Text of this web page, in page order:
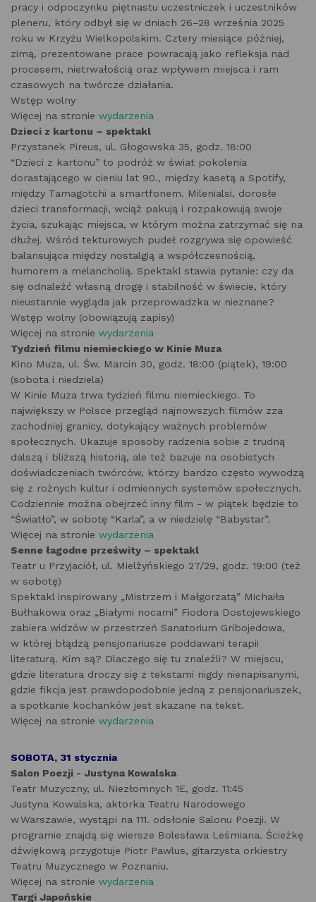
pracy i odpoczynku piętnastu uczestniczek i uczestników
pleneru, który odbył się w dniach 26–28 września 2025
roku w Krzyżu Wielkopolskim. Cztery miesiące później,
zimą, prezentowane prace powracają jako refleksja nad
procesem, nietrwałością oraz wpływem miejsca i ram
czasowych na twórcze działania.
Wstęp wolny
Więcej na stronie wydarzenia
Dzieci z kartonu – spektakl
Przystanek Pireus, ul. Głogowska 35, godz. 18:00
“Dzieci z kartonu” to podróż w świat pokolenia
dorastającego w cieniu lat 90., między kasetą a Spotify,
między Tamagotchi a smartfonem. Milenialsi, dorosłe
dzieci transformacji, wciąż pakują i rozpakowują swoje
życia, szukając miejsca, w którym można zatrzymać się na
dłużej. Wśród tekturowych pudeł rozgrywa się opowieść
balansująca między nostalgią a współczesnością,
humorem a melancholią. Spektakl stawia pytanie: czy da
się odnaleźć własną drogę i stabilność w świecie, który
nieustannie wygląda jak przeprowadzka w nieznane?
Wstęp wolny (obowiązują zapisy)
Więcej na stronie wydarzenia
Tydzień filmu niemieckiego w Kinie Muza
Kino Muza, ul. Św. Marcin 30, godz. 18:00 (piątek), 19:00
(sobota i niedziela)
W Kinie Muza trwa tydzień filmu niemieckiego. To
największy w Polsce przegląd najnowszych filmów zza
zachodniej granicy, dotykający ważnych problemów
społecznych. Ukazuje sposoby radzenia sobie z trudną
dalszą i bliższą historią, ale też bazuje na osobistych
doświadczeniach twórców, którzy bardzo często wywodzą
się z rożnych kultur i odmiennych systemów społecznych.
Codziennie można obejrzeć inny film - w piątek będzie to
“Światło”, w sobotę “Karla”, a w niedzielę “Babystar”.
Więcej na stronie wydarzenia
Senne łagodne prześwity – spektakl
Teatr u Przyjaciół, ul. Mielżyńskiego 27/29, godz. 19:00 (też
w sobotę)
Spektakl inspirowany „Mistrzem i Małgorzatą” Michaiła
Bułhakowa oraz „Białymi nocami” Fiodora Dostojewskiego
zabiera widzów w przestrzeń Sanatorium Gribojedowa,
w której błądzą pensjonariusze poddawani terapii
literaturą. Kim są? Dlaczego się tu znaleźli? W miejscu,
gdzie literatura droczy się z tekstami nigdy nienapisanymi,
gdzie fikcja jest prawdopodobnie jedną z pensjonariuszek,
a spotkanie kochanków jest skazane na tekst.
Więcej na stronie wydarzenia
SOBOTA, 31 stycznia
Salon Poezji - Justyna Kowalska
Teatr Muzyczny, ul. Niezłomnych 1E, godz. 11:45
Justyna Kowalska, aktorka Teatru Narodowego
w Warszawie, wystąpi na 111. odsłonie Salonu Poezji. W
programie znajdą się wiersze Bolesława Leśmiana. Ścieżkę
dźwiękową przygotuje Piotr Pawlus, gitarzysta orkiestry
Teatru Muzycznego w Poznaniu.
Więcej na stronie wydarzenia
Targi Japońskie